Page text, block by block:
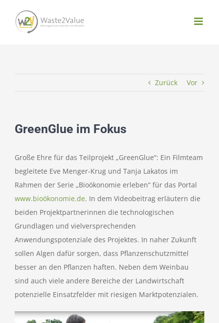
Inhalt
springen
Zurück Vor
GreenGlue im Fokus
Große Ehre für das Teilprojekt „GreenGlue“: Ein Filmteam
begleitete Eve Menger-Krug und Tanja Lakatos im
Rahmen der Serie „Bioökonomie erleben“ für das Portal
www.bioökonomie.de. In dem Videobeitrag erläutern die
beiden Projektpartnerinnen die technologischen
Grundlagen und vielversprechenden
Anwendungspotenziale des Projektes. In naher Zukunft
sollen Algen dafür sorgen, dass Pflanzenschutzmittel
besser an den Pflanzen haften. Neben dem Weinbau
sind auch viele andere Bereiche der Landwirtschaft
potenzielle Einsatzfelder mit riesigen Marktpotenzialen.